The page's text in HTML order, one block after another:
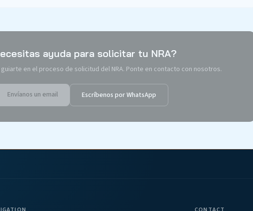
ayuda para solicitar tu NRA?
guiarte en el proceso de solicitud del NRA. Ponte en contacto con nosotros.
Envíanos un email Escríbenos por WhatsApp